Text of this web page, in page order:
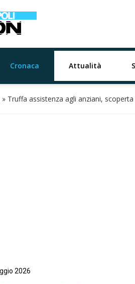
Cronaca Attualità
» Truffa assistenza agli anziani,
2026